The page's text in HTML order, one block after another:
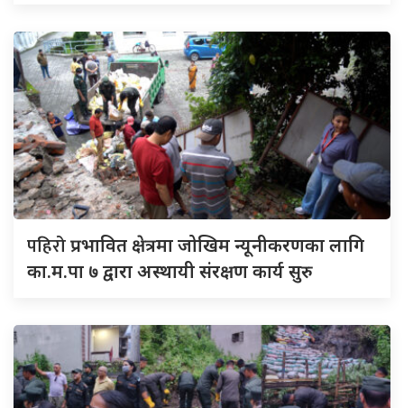
पहिरोप्रभावित क्षेत्रमा जोखिम न्यूनीकरणका लागि
का.म.पा ७ द्वारा अस्थायी संरक्षण कार्य सुरु